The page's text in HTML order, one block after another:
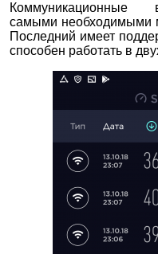
Коммуникационные
самыми необходимыми
Последний имеет
способен работать в